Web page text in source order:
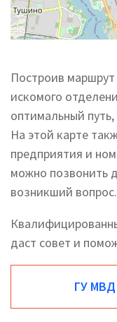
Построив
искомого
оптимальный
На этой карте
предприятия и
можно позвонить
возникший вопрос.
даст совет и
ГУ МВД